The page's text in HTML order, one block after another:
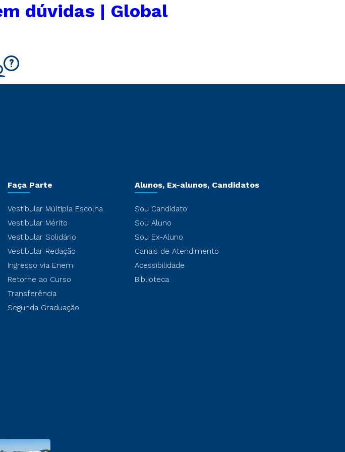
dúvidas | Global
Faça Parte
Vestibular Múltipla Escolha
Vestibular Mérito
Vestibular Solidário
Vestibular Redação
Ingresso via Enem
Retorne ao Curso
Transferência
Segunda Graduação
Alunos, Ex-alunos, Candidatos
Sou Candidato
Sou Aluno
Sou Ex-Aluno
Canais de Atendimento
Acessibilidade
Biblioteca